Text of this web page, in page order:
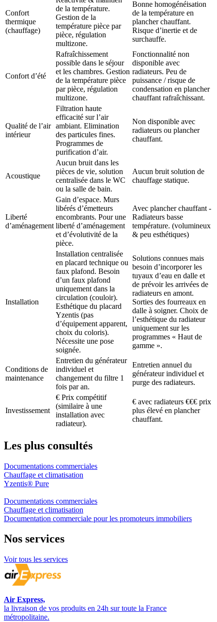
Confort
thermique
(chauffage)
de la température.
Gestion de la
température pièce par
pièce, régulation
multizone.
Bonne homogénéisation
de la température en
plancher chauffant.
Risque d’inertie et de
surchauffe.
Confort d’été
Rafraîchissement
possible dans le séjour
et les chambres. Gestion
de la température pièce
par pièce, régulation
multizone.
Fonctionnalité non
disponible avec
radiateurs. Peu de
puissance / risque de
condensation en plancher
chauffant rafraîchissant.
Qualité de l’air
intérieur
Filtration haute
efficacité sur l’air
ambiant. Elimination
des particules fines.
Programmes de
purification d’air.
Non disponible avec
radiateurs ou plancher
chauffant.
Acoustique
Aucun bruit dans les
pièces de vie, solution
centralisée dans le WC
ou la salle de bain.
Aucun bruit solution de
chauffage statique.
Liberté
d’aménagement
Gain d’espace. Murs
libérés d’émetteurs
encombrants. Pour une
liberté d’aménagement
et d’évolutivité de la
pièce.
Avec plancher chauffant -
Radiateurs basse
température. (volumineux
& peu esthétiques)
Installation
Installation centralisée
en placard technique ou
faux plafond. Besoin
d’un faux plafond
uniquement dans la
circulation (couloir).
Esthétique du placard
Yzentis (pas
d’équipement apparent,
choix du coloris).
Nécessite une pose
soignée.
Solutions connues mais
besoin d’incorporer les
tuyaux d’eau en dalle et
de prévoir les arrivées de
radiateurs en amont.
Sorties des fourreaux en
dalle à soigner. Choix de
l’esthétique du radiateur
uniquement sur les
programmes « Haut de
gamme ».
Conditions de
maintenance
Entretien du générateur
individuel et
changement du filtre 1
fois par an.
Entretien annuel du
générateur individuel et
purge des radiateurs.
Investissement
€ Prix compétitif
(similaire à une
installation avec
radiateur).
€ avec radiateurs €€€ prix
plus élevé en plancher
chauffant.
Les plus consultés
Documentations commerciales
Chauffage et climatisation
Yzentis® Pure
Documentations commerciales
Chauffage et climatisation
Documentation commerciale pour les promoteurs immobiliers
Nos services
Voir tous les services
Air Express,
la livraison de vos produits en 24h sur toute la France
métropolitaine.